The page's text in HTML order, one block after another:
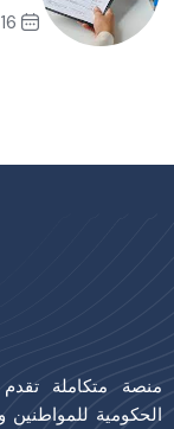
16 أغسطس، 2025
منصة متكاملة
الحكومية للمواطنين